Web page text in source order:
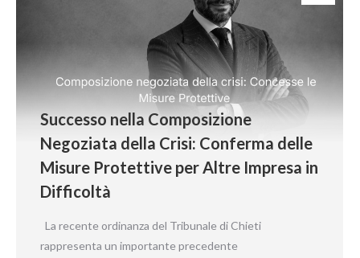
Successo nella Composizione
Negoziata della Crisi: Conferma delle
Misure Protettive per Altre Impresa in
Difficoltà
La recente ordinanza del Tribunale di Chieti
rappresenta un importante precedente